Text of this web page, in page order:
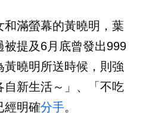
滿螢幕的黃曉明，葉
提及6月底曾發出999
曉明所送時候，則強
新生活～」、「不吃
經明確分手。